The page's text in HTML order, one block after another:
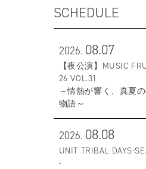
SCHEDULE
2026. 08.07
【夜公演】MUSIC
26 VOL.31
～情熱が響く、真夏
物語～
2026. 08.08
UNIT TRIBAL DAYS-
-